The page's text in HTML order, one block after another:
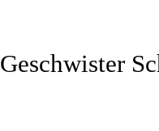
Geschwister